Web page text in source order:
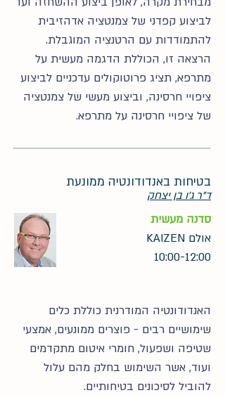
לביצוע קפדני של צמנטציה אדהזיבית
להתמודדות עם הרטנציה המוגבלת.
הרצאה זו, הכוללת הדגמה מעשית על
מתרפא, תציג פרוטוקולים עדכניים לביצוע
ציפויי חרסינה, וביצוע מעשי של צמנטציה
של ציפויי חרסינה על מתרפא.
בטיחות באנדודונטיה ממונעת
ד"ר ג'ו בן יצחק
סדנה מעשית
אולם KAIZEN
10:00-12:00
האנדודונטיה המודרנית כוללת כלים
שימושיים רבים - פוצרים ממונעים, אמצעי
שטיפה ושפעול, חומרי איטום מתקדמים
ועוד, אשר השימוש בחלק מהם עלול
להוביל לסיכונים בטיחותיים.